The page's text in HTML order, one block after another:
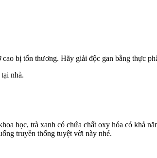
bị tổn thương. Hãy giải độc gan bằng thực
nhà.
học, trà xanh có chứa chất oxy hóa có khả
truyền thống tuyệt vời này nhé.